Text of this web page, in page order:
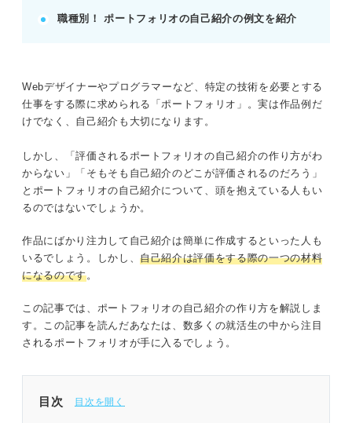
まずは確認！ 企業がポートフォリオの提示を
べき必須要素
※AIの特性上、間違いが含まれている場合があります。記事本文
職種別！ ポートフォリオの自己紹介の例文を紹介
Webデザイナーやプログラマーなど、特定の技術を必要とする
仕事をする際に求められる「ポートフォリオ」。実は作品例だ
けでなく、自己紹介も大切になります。
しかし、「評価されるポートフォリオの自己紹介の作り方がわ
からない」「そもそも自己紹介のどこが評価されるのだろう」
とポートフォリオの自己紹介について、頭を抱えている人もい
るのではないでしょうか。
作品にばかり注力して自己紹介は簡単に作成するといった人も
いるでしょう。しかし、自己紹介は評価をする際の一つの材料
になるのです。
この記事では、ポートフォリオの自己紹介の作り方を解説しま
す。この記事を読んだあなたは、数多くの就活生の中から注目
されるポートフォリオが手に入るでしょう。
目次